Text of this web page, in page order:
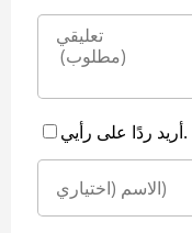
أريد ردًا على رأيي.